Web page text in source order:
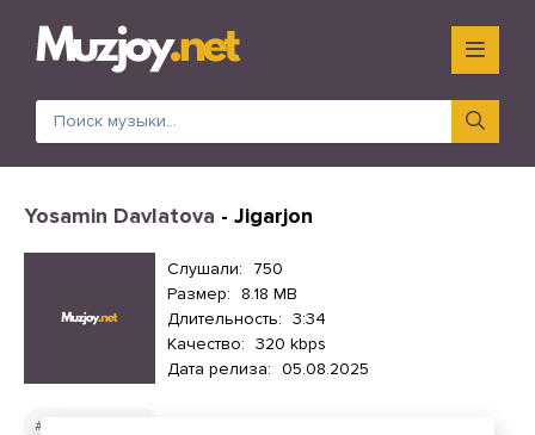
Yosamin Davlatova - Jigarjon
Слушали:
750
Размер:
8.18 MB
Длительность: 3:34
Качество: 320 kbps
Дата релиза: 05.08.2025